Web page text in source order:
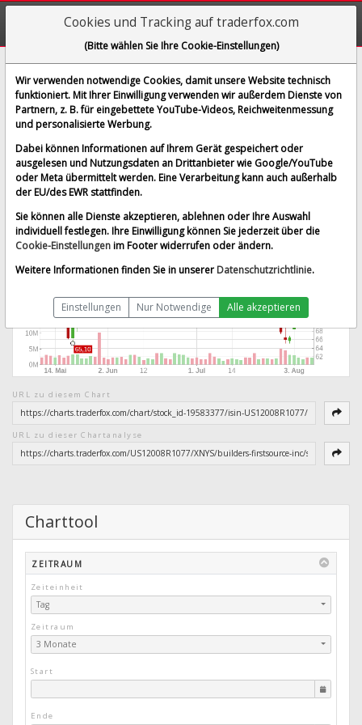
Builders Firstsource Inc.
[BLDR | WKN A0ER15 | ISIN US12008R1077]
75,030 $ 3,48 %
Echtzeit-Aktienkurs vom 07.08.2026 um 20:01 Uhr
New York Splitbereinigt
URL zu diesem Chart
URL zu dieser Chartanalyse
Charttool
ZEITRAUM
Zeiteinheit
Tag
Zeitraum
3 Monate
Start
Ende
Cookies und Tracking auf traderfox.com
(Bitte wählen Sie Ihre Cookie-Einstellungen)
Wir verwenden notwendige Cookies, damit unsere Website technisch
funktioniert. Mit Ihrer Einwilligung verwenden wir außerdem Dienste von
Partnern, z. B. für eingebettete YouTube-Videos, Reichweitenmessung
und personalisierte Werbung.
Dabei können Informationen auf Ihrem Gerät gespeichert oder
ausgelesen und Nutzungsdaten an Drittanbieter wie Google/YouTube
oder Meta übermittelt werden. Eine Verarbeitung kann auch außerhalb
der EU/des EWR stattfinden.
Sie können alle Dienste akzeptieren, ablehnen oder Ihre Auswahl
individuell festlegen. Ihre Einwilligung können Sie jederzeit über die
Cookie-Einstellungenim Footer widerrufen oder ändern.
Weitere Informationen finden Sie in unserer Datenschutzrichtlinie.
Einstellungen Nur Notwendige Alle akzeptieren